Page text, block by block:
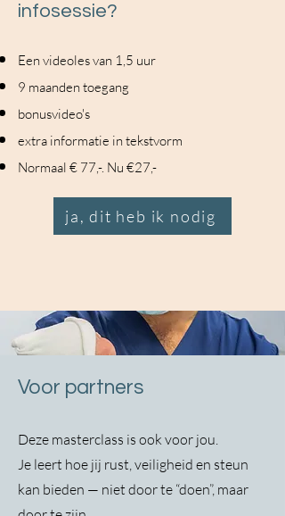
infosessie?​
Een videoles van 1,5 uur
9 maanden toegang
bonusvideo's
extra informatie in tekstvorm
Normaal € 77,-. Nu €27,-
ja, dit heb ik nodig
Voor partners
Deze masterclass is ook voor jou.
Je leert hoe jij rust, veiligheid en steun
kan bieden — niet door te “doen”, maar